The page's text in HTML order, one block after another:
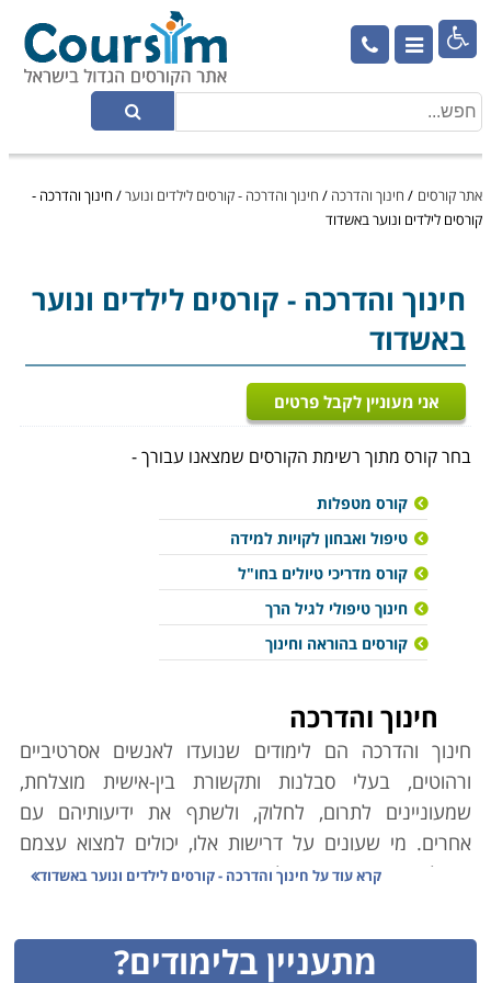

אתר קורסים / חינוך והדרכה / חינוך והדרכה - קורסים לילדים ונוער/ חינוך והדרכה -
קורסים לילדים ונוער באשדוד
חינוך והדרכה - קורסים לילדים ונוער
באשדוד
אני מעוניין לקבל פרטים
בחר קורס מתוך רשימת הקורסים שמצאנו עבורך -
קורס מטפלות
טיפול ואבחון לקויות למידה
קורס מדריכי טיולים בחו"ל
חינוך טיפולי לגיל הרך
קורסים בהוראה וחינוך
חינוך והדרכה
חינוך והדרכה הם לימודים שנועדו לאנשים אסרטיביים
ורהוטים, בעלי סבלנות ותקשורת בין-אישית מוצלחת,
שמעוניינים לתרום, לחלוק, ולשתף את ידיעותיהם עם
אחרים. מי שעונים על דרישות אלו, יכולים למצוא עצמם
בנקל באחד מתחומי הלימוד המוצגים בין הדפים הבאים
אותה הם מעוניינים לרכוש לשם כך. שפע האפשרויות
מאפשר לכל אחד שרוצה בכך למצוא תחום עניין ואפיק
קרא עוד על חינוך והדרכה - קורסים לילדים ונוער באשדוד
מתעניין בלימודים?